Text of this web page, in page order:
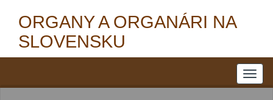
ORGANY A ORGANÁRI NA
SLOVENSKU